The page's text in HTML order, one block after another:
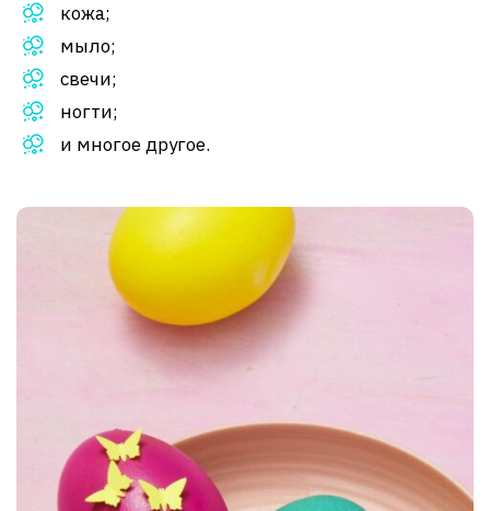
кожа;
мыло;
свечи;
ногти;
и многое другое.